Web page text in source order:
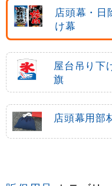
店頭幕・日
け幕
屋台吊り下
旗
店頭幕用部